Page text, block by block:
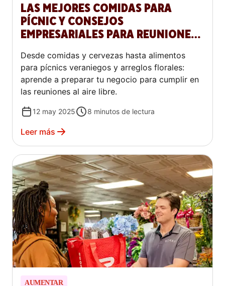
LAS MEJORES COMIDAS PARA
PÍCNIC Y CONSEJOS
EMPRESARIALES PARA REUNIONES
Desde comidas y cervezas hasta alimentos
para pícnics veraniegos y arreglos florales:
aprende a preparar tu negocio para cumplir en
las reuniones al aire libre.
12 may 2025 8 minutos de lectura
Leer más
AUMENTAR